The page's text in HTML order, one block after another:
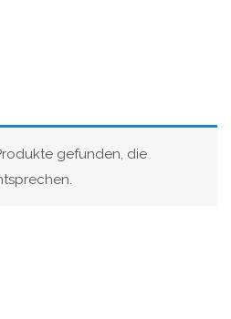
gefunden, die